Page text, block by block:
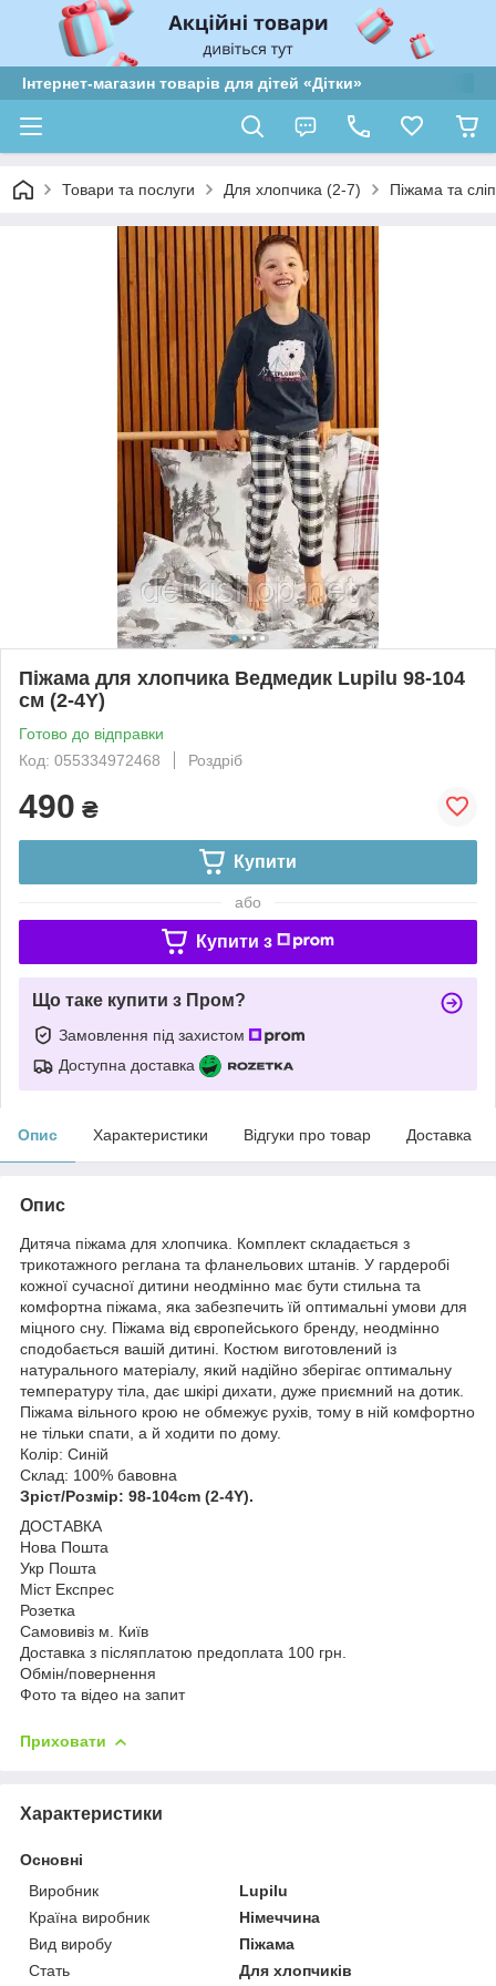
Інтернет-магазин товарів для дітей «Дітки»
Товари та послуги Для хлопчика (2-7) Піжама та
Піжама для хлопчика Ведмедик Lupilu 98-104
см (2-4Y)
Готово до відправки
Код: 055334972468
Роздріб
490 ₴
Купити
або
Купити з
Що таке купити з Пром?
Замовлення під захистом
Доступна доставка
Опис Характеристики Відгуки про товар Доставка
Опис
Дитяча піжама для хлопчика. Комплект складається з
трикотажного реглана та фланельових штанів. У гардеробі
кожної сучасної дитини неодмінно має бути стильна та
комфортна піжама, яка забезпечить їй оптимальні умови для
міцного сну. Піжама від європейського бренду, неодмінно
сподобається вашій дитині. Костюм виготовлений із
натурального матеріалу, який надійно зберігає оптимальну
температуру тіла, дає шкірі дихати, дуже приємний на дотик.
Піжама вільного крою не обмежує рухів, тому в ній комфортно
не тільки спати, а й ходити по дому.
Колір: Синій
Склад: 100% бавовна
Зріст/Розмір: 98-104cm (2-4Y).
ДОСТАВКА
Нова Пошта
Укр Пошта
Міст Експрес
Розетка
Самовивіз м. Київ
Доставка з післяплатою предоплата 100 грн.
Обмін/повернення
Фото та відео на запит
Приховати
Характеристики
Основні
Виробник
Lupilu
Країна виробник
Німеччина
Вид виробу
Піжама
Стать
Для хлопчиків